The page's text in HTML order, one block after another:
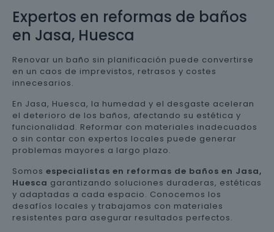
Expertos en reformas de baños
en Jasa, Huesca
Renovar un baño sin planificación puede convertirse
en un caos de imprevistos, retrasos y costes
innecesarios.
En Jasa, Huesca, la humedad y el desgaste aceleran
el deterioro de los baños, afectando su estética y
funcionalidad. Reformar con materiales inadecuados
o sin contar con expertos locales puede generar
problemas mayores a largo plazo.
Somos especialistas en reformas de baños en Jasa,
Huesca garantizando soluciones duraderas, estéticas
y adaptadas a cada espacio. Conocemos los
desafíos locales y trabajamos con materiales
resistentes para asegurar resultados perfectos.